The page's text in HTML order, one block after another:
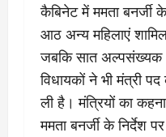
कैबिनेट में ममता बनर्जी
आठ अन्य महिलाएं
जबकि सात अल्पसंख्यक
विधायकों ने भी मंत्री
ली है। मंत्रियों का
ममता बनर्जी के निर्देश